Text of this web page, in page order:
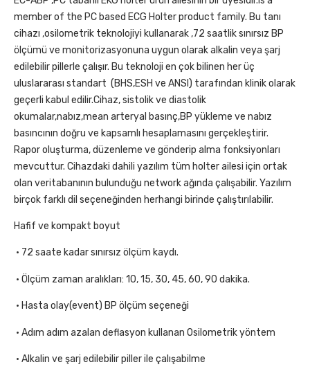
member of the PC based ECG Holter product family. Bu tanı
cihazı ,osilometrik teknolojiyi kullanarak ,72 saatlik sınırsız BP
ölçümü ve monitorizasyonuna uygun olarak alkalin veya şarj
edilebilir pillerle çalışır. Bu teknoloji en çok bilinen her üç
uluslararası standart (BHS,ESH ve ANSI) tarafından klinik olarak
geçerli kabul edilir.Cihaz, sistolik ve diastolik
okumalar,nabız,mean arteryal basınç,BP yükleme ve nabız
basıncının doğru ve kapsamlı hesaplamasını gerçekleştirir.
Rapor oluşturma, düzenleme ve gönderip alma fonksiyonları
mevcuttur. Cihazdaki dahili yazılım tüm holter ailesi için ortak
olan veritabanının bulunduğu network ağında çalışabilir. Yazılım
birçok farklı dil seçeneğinden herhangi birinde çalıştırılabilir.
Hafif ve kompakt boyut
• 72 saate kadar sınırsız ölçüm kaydı.
• Ölçüm zaman aralıkları: 10, 15, 30, 45, 60, 90 dakika.
• Hasta olay(event) BP ölçüm seçeneği
• Adım adım azalan deflasyon kullanan Osilometrik yöntem
• Alkalin ve şarj edilebilir piller ile çalışabilme